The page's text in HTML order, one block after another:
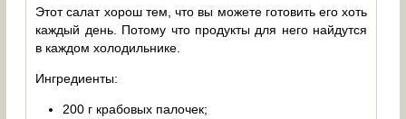
Этот салат хорош тем, что вы можете готовить его хоть
каждый день. Потому что продукты для него найдутся
в каждом холодильнике.
Ингредиенты:
200 г крабовых палочек;